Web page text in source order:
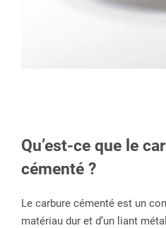
Qu’est-ce que le
cémenté ?
Le carbure cémenté est un
matériau dur et d’un liant